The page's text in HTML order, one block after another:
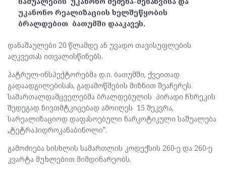
უკანონო რეალიზაციის ხელშეწყობის
ბრალდებით ბათუმში დააკავეს.
დანაშაულები 20 წლამდე ან უვადო თავისუფლების
აღკვეთას ითვალისწინებს.
პატრულ-ინსპექტორებმა დ.ი. ბათუმში, ქვეითად
გადაადგილებისას, გადამოწმების მიზნით შეაჩერეს.
სამართალდამცველებმა ბრალდებულის პირადი ჩხრეკის
შედეგად ნივთმტკიცებად ამოიღეს 15 შეკვრა,
სარეალიზაციოდ დაფასოებული ნარკოტიკული საშუალება
„ტეტრაჰიდროკანაბინოლი”.
გამოძიება სისხლის სამართლის კოდექსის 260-ე და 260-ე
კვარტა მუხლებით მიმდინარეობს.